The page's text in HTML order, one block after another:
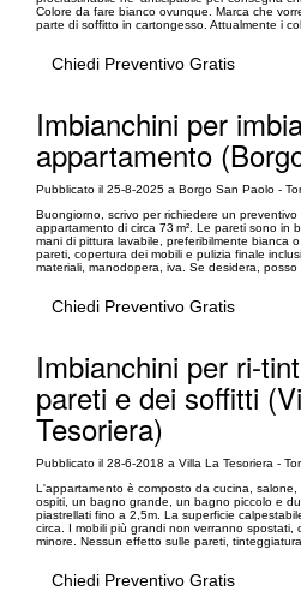
Colore da fare bianco ovunque. Marca che
parte di soffitto in cartongesso. Attualmente i
Chiedi Preventivo Gratis
Imbianchini per
appartamento
Pubblicato il 25-8-2025 a Borgo San Paolo -
Buongiorno, scrivo per richiedere un
appartamento di circa 73 m². Le pareti sono in
mani di pittura lavabile, preferibilmente bianca
pareti, copertura dei mobili e pulizia finale
materiali, manodopera, iva. Se desidera, posso
Chiedi Preventivo Gratis
Imbianchini per ri-
pareti e dei soffitti
Tesoriera)
Pubblicato il 28-6-2018 a Villa La Tesoriera -
L'appartamento è composto da cucina,
ospiti, un bagno grande, un bagno piccolo e
piastrellati fino a 2,5m. La superficie
circa. I mobili più grandi non verranno spostati,
minore. Nessun effetto sulle pareti,
Chiedi Preventivo Gratis